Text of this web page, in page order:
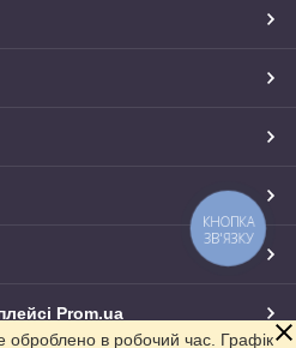
Prom.ua
в робочий час. Графік
КНОПКА
ЗВ'ЯЗКУ